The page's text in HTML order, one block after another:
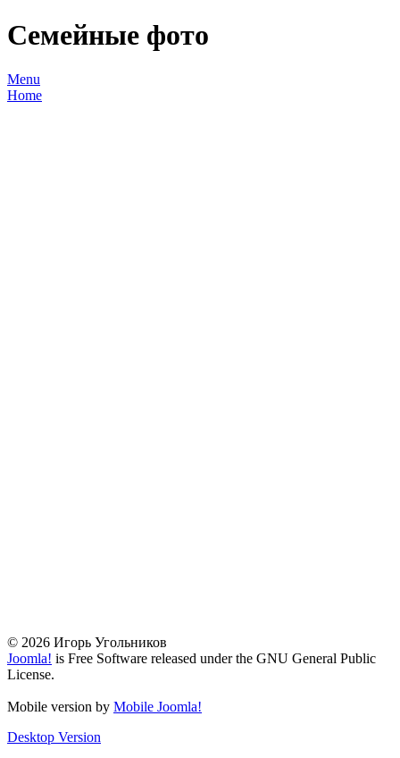
Семейные фото
Menu
Home
© 2026 Игорь Угольников
Joomla! is Free Software released under the GNU General Public
License.
Mobile version by Mobile Joomla!
Desktop Version